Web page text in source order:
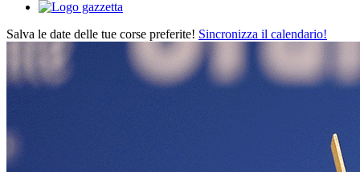
Salva le date delle tue corse preferite! Sincronizza il calendario!